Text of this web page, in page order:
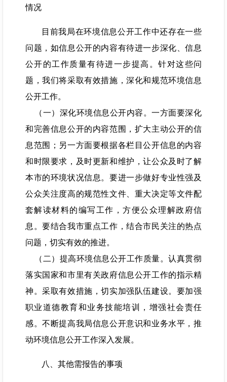
情况
目前我局在环境信息公开工作中还存在一些
问题，如信息公开的内容有待进一步深化、信息
公开的工作质量有待进一步提高。针对这些问
题，我们将采取有效措施，深化和规范环境信息
公开工作。
（一）深化环境信息公开内容。一方面要深化
和完善信息公开的内容范围，扩大主动公开的信
息范围；另一方面要根据各栏目公开信息的内容
和时限要求，及时更新和维护，让公众及时了解
本市的环境状况信息。要进一步做好专业性强及
公众关注度高的规范性文件、重大决定等文件配
套解读材料的编写工作，方便公众理解政府信
息。要结合我市重点工作，结合市民关注的热点
问题，切实有效的推进。
（二）提高环境信息公开工作质量。认真贯彻
落实国家和市里有关政府信息公开工作的指示精
神。采取有效措施，切实加强队伍建设。要加强
职业道德教育和业务技能培训，增强社会责任
感。不断提高我局信息公开意识和业务水平，推
动环境信息公开工作深入发展。
八、其他需报告的事项